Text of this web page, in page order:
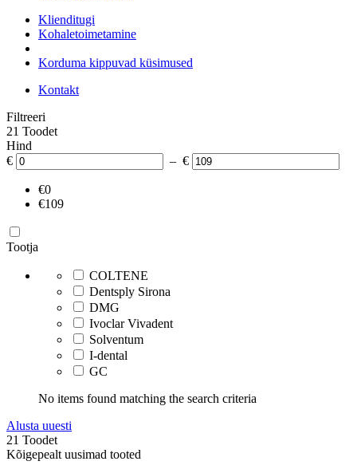
Klienditugi
Kohaletoimetamine
Korduma kippuvad küsimused
Kontakt
Filtreeri
21 Toodet
Hind
€
– €
€0
€109
Tootja
COLTENE
Dentsply Sirona
DMG
Ivoclar Vivadent
Solventum
I-dental
GC
No items found matching the search criteria
Alusta uuesti
21 Toodet
Kõigepealt uusimad tooted